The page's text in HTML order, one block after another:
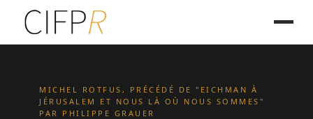
MICHEL ROTFUS, PRÉCÉDÉ DE "EICHMAN À
JÉRUSALEM ET NOUS LÀ OÙ NOUS SOMMES"
PAR PHILIPPE GRAUER